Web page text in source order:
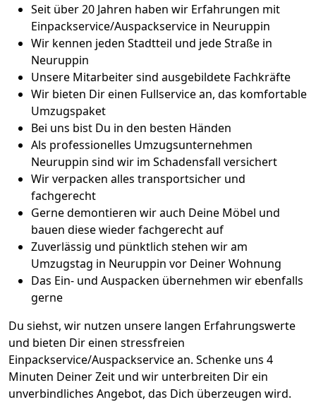
Seit über 20 Jahren haben wir Erfahrungen mit
Einpackservice/Auspackservice in Neuruppin
Wir kennen jeden Stadtteil und jede Straße in
Neuruppin
Unsere Mitarbeiter sind ausgebildete Fachkräfte
Wir bieten Dir einen Fullservice an, das komfortable
Umzugspaket
Bei uns bist Du in den besten Händen
Als professionelles Umzugsunternehmen
Neuruppin sind wir im Schadensfall versichert
Wir verpacken alles transportsicher und
fachgerecht
Gerne demontieren wir auch Deine Möbel und
bauen diese wieder fachgerecht auf
Zuverlässig und pünktlich stehen wir am
Umzugstag in Neuruppin vor Deiner Wohnung
Das Ein- und Auspacken übernehmen wir ebenfalls
gerne
Du siehst, wir nutzen unsere langen Erfahrungswerte
und bieten Dir einen stressfreien
Einpackservice/Auspackservice an. Schenke uns 4
Minuten Deiner Zeit und wir unterbreiten Dir ein
unverbindliches Angebot, das Dich überzeugen wird.